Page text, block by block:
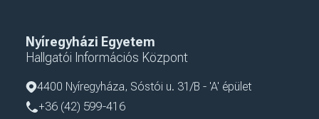
Nyíregyházi Egyetem
Hallgatói Információs Központ
4400 Nyíregyháza, Sóstói u. 31/B - 'A' épület
+36 (42) 599-416